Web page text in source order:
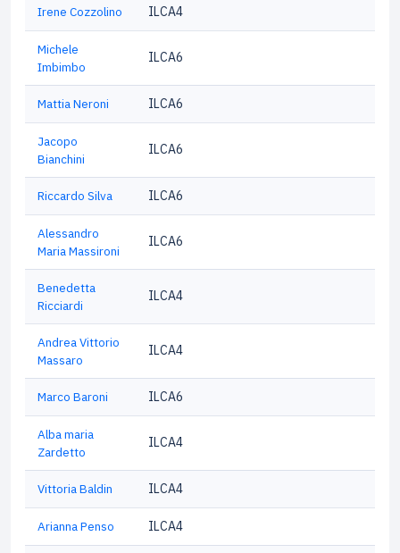
Irene Cozzolino ILCA4
Michele
Imbimbo
ILCA6
Mattia Neroni ILCA6
Jacopo
Bianchini
ILCA6
Riccardo Silva ILCA6
Alessandro
Maria Massironi
ILCA6
Benedetta
Ricciardi
ILCA4
Andrea Vittorio
Massaro
ILCA4
Marco Baroni ILCA6
Alba maria
Zardetto
ILCA4
Vittoria Baldin ILCA4
Arianna Penso ILCA4